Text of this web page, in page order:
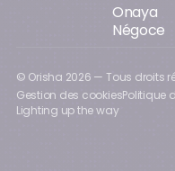
Onaya
Négoce
© Orisha 2026 — Tous droits
Gestion des cookiesPolitique
Lighting up the way